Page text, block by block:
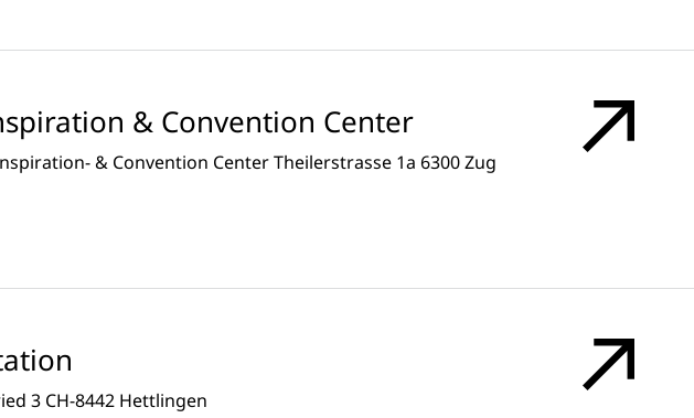
& Convention Center
& Convention Center Theilerstrasse 1a 6300 Zug
3 CH-8442 Hettlingen